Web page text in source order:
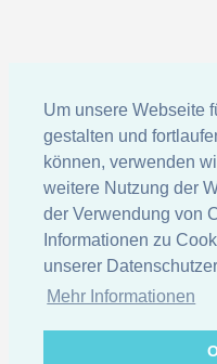
Um unsere Webseite
gestalten und
können, verwenden
weitere Nutzung der
der Verwendung von
Informationen zu
unserer
Mehr Informationen